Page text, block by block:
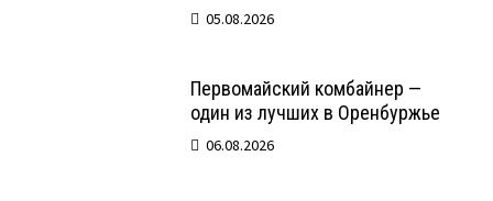
05.08.2026
Первомайский комбайнер —
один из лучших в Оренбуржье
06.08.2026